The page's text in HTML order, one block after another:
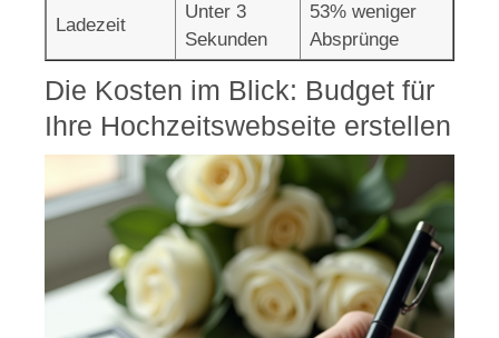
Ladezeit
Unter 3
Sekunden
53% weniger
Absprünge
Die Kosten im Blick: Budget für
Ihre Hochzeitswebseite erstellen